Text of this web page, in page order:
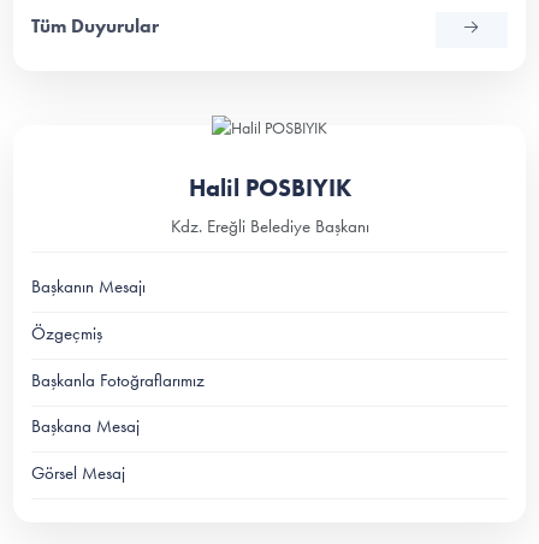
Tüm Duyurular
Halil POSBIYIK
Kdz. Ereğli Belediye Başkanı
Başkanın Mesajı
Özgeçmiş
Başkanla Fotoğraflarımız
Başkana Mesaj
Görsel Mesaj